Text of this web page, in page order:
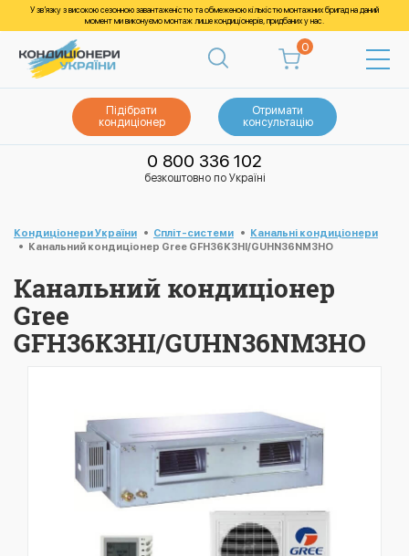
У зв’язку з високою сезонною завантаженістю та обмеженою кількістю монтажних бригад на даний
момент ми виконуємо монтаж лише кондиціонерів, придбаних у нас.
0
Підібрати
кондиціонер
Отримати
консультацію
0 800 336 102
безкоштовно по Україні
Кондиціонери України Спліт-системи
Канальні кондиціонери
Канальний кондиціонер Gree GFH36K3HI/GUHN36NM3HO
Канальний кондиціонер
Gree
GFH36K3HI/GUHN36NM3HO